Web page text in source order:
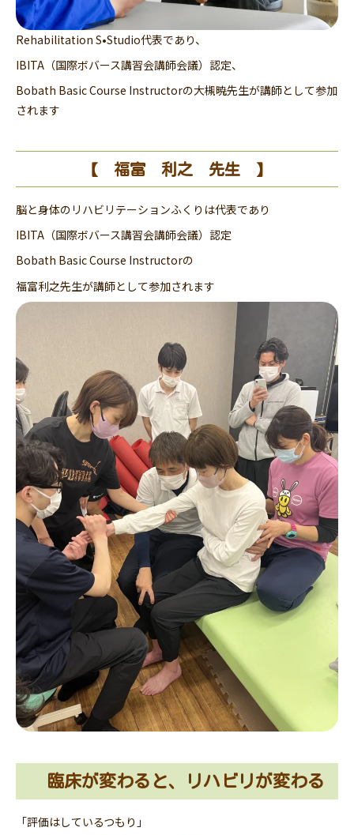
Rehabilitation S•Studio代表であり、
IBITA（国際ボバース講習会講師会議）認定、
Bobath Basic Course Instructorの大槻暁先生が講師として参加
されます
【 福富 利之 先生 】
脳と身体のリハビリテーションふくりは代表であり
IBITA（国際ボバース講習会講師会議）認定
Bobath Basic Course Instructorの
福富利之先生が講師として参加されます
臨床が変わると、リハビリが変わる
「評価はしているつもり」